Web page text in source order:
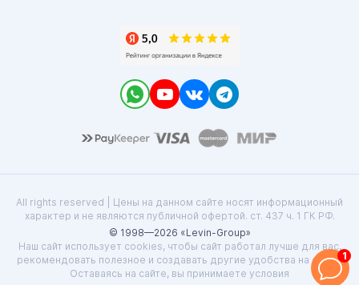
All rights reserved | Цены на данном сайте носят информационный
характер и не являются публичной офертой. ст. 437 ч. 1 ГК РФ.
© 1998—2026 «Levin-Group»
Наш сайт использует cookies, чтобы сайт работал лучше для вас,
рекомендовать полезное и создавать другие удобства на сайте.
Оставаясь на сайте, вы принимаете условия
1